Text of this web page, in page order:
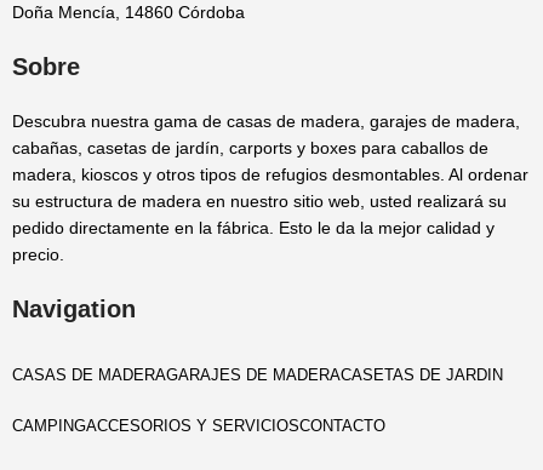
Doña Mencía, 14860 Córdoba
Sobre
Descubra nuestra gama de casas de madera, garajes de madera,
cabañas, casetas de jardín, carports y boxes para caballos de
madera, kioscos y otros tipos de refugios desmontables. Al ordenar
su estructura de madera en nuestro sitio web, usted realizará su
pedido directamente en la fábrica. Esto le da la mejor calidad y
precio.
Navigation
CASAS DE MADERAGARAJES DE MADERACASETAS DE JARDIN
CAMPINGACCESORIOS Y SERVICIOSCONTACTO